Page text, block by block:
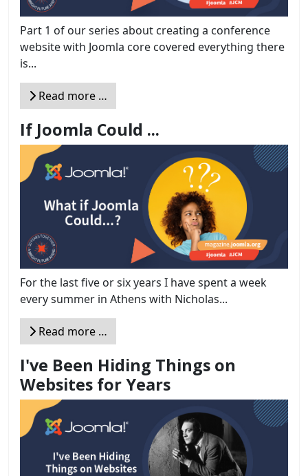
Part 1 of our series about creating a conference
website with Joomla core covered everything there
is...
Read more …
If Joomla Could ...
For the last five or six years I have spent a week
every summer in Athens with Nicholas...
Read more …
I've Been Hiding Things on
Websites for Years